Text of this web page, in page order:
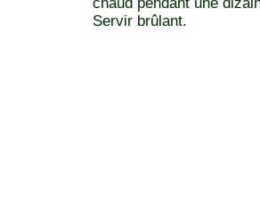
Servir brûlant.